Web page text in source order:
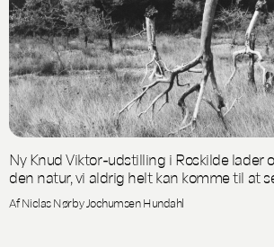
Ny Knud Viktor-udstilling i Roskilde lader
den natur, vi aldrig helt kan komme til at
Af Niclas Nørby Jochumsen Hundahl